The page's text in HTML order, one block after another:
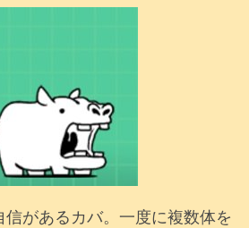
があるカバ。一度に複数体を